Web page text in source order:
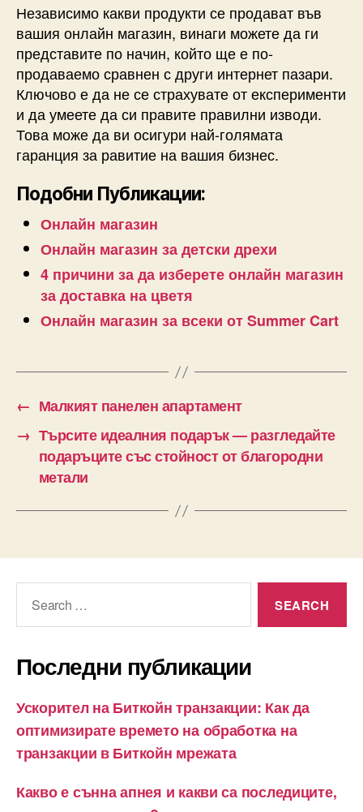
Независимо какви продукти се продават във
вашия онлайн магазин, винаги можете да ги
представите по начин, който ще е по-
продаваемо сравнен с други интернет пазари.
Ключово е да не се страхувате от експерименти
и да умеете да си правите правилни изводи.
Това може да ви осигури най-голямата
гаранция за равитие на вашия бизнес.
Подобни Публикации:
Онлайн магазин
Онлайн магазин за детски дрехи
4 причини за да изберете онлайн магазин
за доставка на цветя
Онлайн магазин за всеки от Summer Cart
← Малкият панелен апартамент
→ Търсите идеалния подарък — разгледайте
подаръците със стойност от благородни
метали
Последни публикации
Ускорител на Биткойн транзакции: Как да
оптимизирате времето на обработка на
транзакции в Биткойн мрежата
Какво е сънна апнея и какви са последиците,